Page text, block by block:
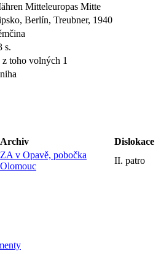
Mitteleuropas Mitte
Berlín, Treubner, 1940
s.
z toho volných 1
Archiv
Dislokace
ZA v Opavě, pobočka
Olomouc
II. patro